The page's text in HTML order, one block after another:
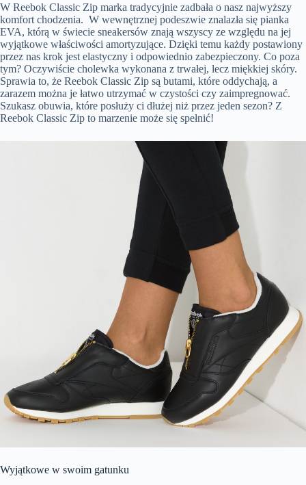
W Reebok Classic Zip marka tradycyjnie zadbała o nasz najwyższy
komfort chodzenia. W wewnętrznej podeszwie znalazła się pianka
EVA, którą w świecie sneakersów znają wszyscy ze względu na jej
wyjątkowe właściwości amortyzujące. Dzięki temu każdy postawiony
przez nas krok jest elastyczny i odpowiednio zabezpieczony. Co poza
tym? Oczywiście cholewka wykonana z trwałej, lecz miękkiej skóry.
Sprawia to, że Reebok Classic Zip są butami, które oddychają, a
zarazem można je łatwo utrzymać w czystości czy zaimpregnować.
Szukasz obuwia, które posłuży ci dłużej niż przez jeden sezon? Z
Reebok Classic Zip to marzenie może się spełnić!
Wyjątkowe w swoim gatunku